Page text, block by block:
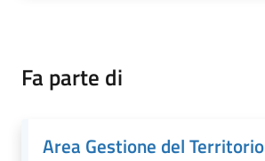
Fa parte di
Area Gestione del Territorio